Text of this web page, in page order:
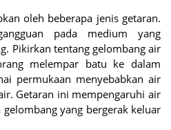
oleh beberapa jenis getaran.
pada medium yang
Pikirkan tentang gelombang air
melempar batu ke dalam
permukaan menyebabkan air
Getaran ini mempengaruhi air
yang bergerak keluar